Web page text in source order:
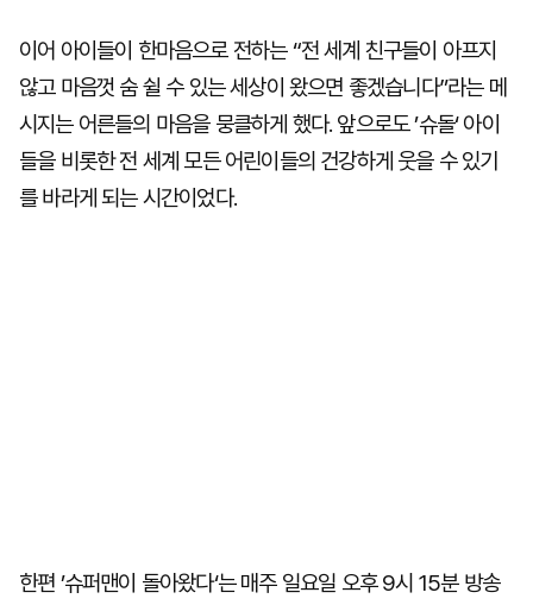
이어 아이들이 한마음으로 전하는 “전 세계 친구들이 아프지
않고 마음껏 숨 쉴 수 있는 세상이 왔으면 좋겠습니다”라는 메
시지는 어른들의 마음을 뭉클하게 했다. 앞으로도 ’슈돌‘ 아이
들을 비롯한 전 세계 모든 어린이들의 건강하게 웃을 수 있기
를 바라게 되는 시간이었다.
한편 ’슈퍼맨이 돌아왔다‘는 매주 일요일 오후 9시 15분 방송